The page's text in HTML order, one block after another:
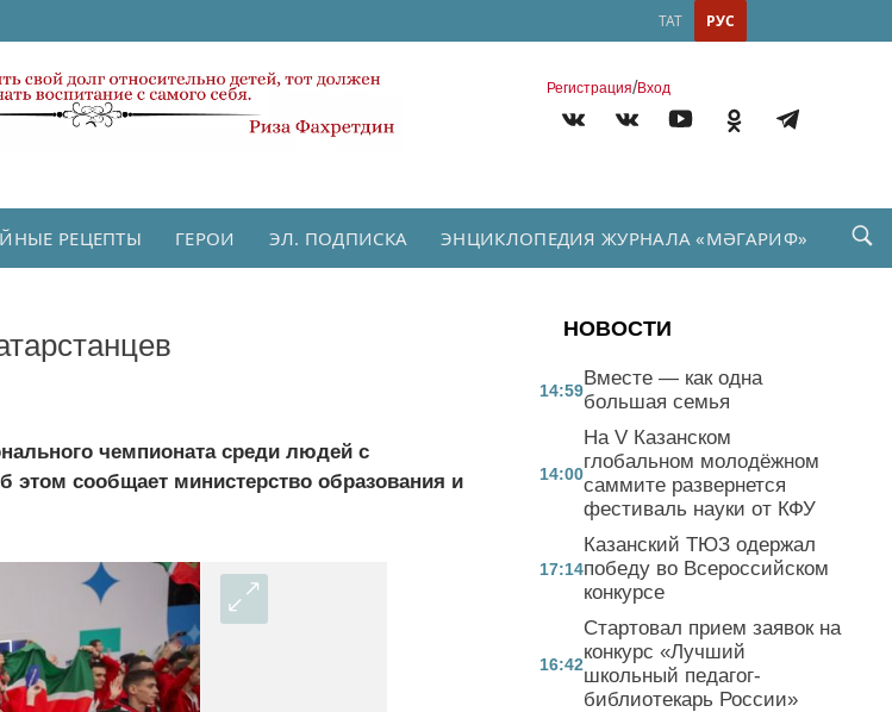
РУС
ТАТ
Регистрация/Вход
РЕЦЕПТЫ ГЕРОИ ЭЛ. ПОДПИСКА ЭНЦИКЛОПЕДИЯ ЖУРНАЛА «МӘГАРИФ»
чемпионата среди людей с
сообщает министерство образования и
НОВОСТИ
14:59
Вместе — как одна
большая семья
14:00
На V Казанском
глобальном молодёжном
саммите развернется
фестиваль науки от КФУ
17:14
Казанский ТЮЗ одержал
победу во Всероссийском
конкурсе
16:42
Стартовал прием заявок на
конкурс «Лучший
школьный педагог-
библиотекарь России»